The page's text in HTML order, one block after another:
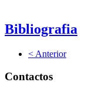
Bibliografia
< Anterior
Contactos